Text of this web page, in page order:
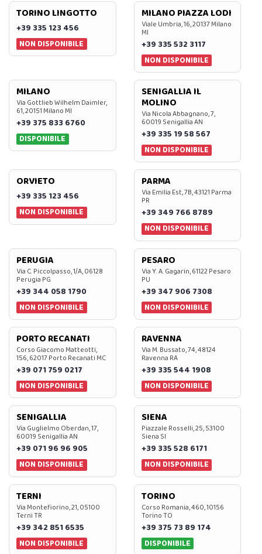
TORINO LINGOTTO
+39 335 123 456
NON DISPONIBILE
MILANO PIAZZA LODI
Viale Umbria, 16, 20137 Milano
MI
+39 335 532 3117
NON DISPONIBILE
MILANO
Via Gottlieb Wilhelm Daimler,
61, 20151 Milano MI
+39 375 833 6760
DISPONIBILE
SENIGALLIA IL
MOLINO
Via Nicola Abbagnano, 7,
60019 Senigallia AN
+39 335 19 58 567
NON DISPONIBILE
ORVIETO
+39 335 123 456
NON DISPONIBILE
PARMA
Via Emilia Est, 7B, 43121 Parma
PR
+39 349 766 8789
NON DISPONIBILE
PERUGIA
Via C. Piccolpasso, 1/A, 06128
Perugia PG
+39 344 058 1790
NON DISPONIBILE
PESARO
Via Y. A. Gagarin, 61122 Pesaro
PU
+39 347 906 7308
NON DISPONIBILE
PORTO RECANATI
Corso Giacomo Matteotti,
156, 62017 Porto Recanati MC
+39 071 759 0217
NON DISPONIBILE
RAVENNA
Via M. Bussato, 74, 48124
Ravenna RA
+39 335 544 1908
NON DISPONIBILE
SENIGALLIA
Via Guglielmo Oberdan, 17,
60019 Senigallia AN
+39 071 96 96 905
NON DISPONIBILE
SIENA
Piazzale Rosselli, 25, 53100
Siena SI
+39 335 528 6171
NON DISPONIBILE
TERNI
Via Montefiorino, 21, 05100
Terni TR
+39 342 851 6535
NON DISPONIBILE
TORINO
Corso Romania, 460, 10156
Torino TO
+39 375 73 89 174
DISPONIBILE